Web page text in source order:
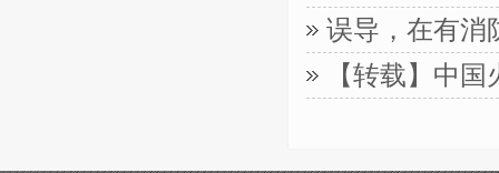
误导，在有消
【转载】中